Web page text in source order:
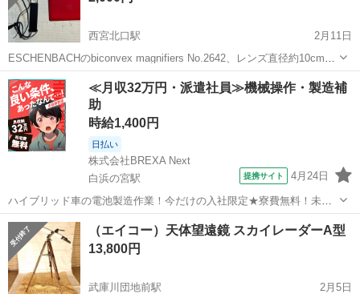
西宮北口駅
2月11日
ESCHENBACHのbiconvex magnifiers No.2642、レンズ直径約10cm、
収納ケース付き。 - ブランド: ESCHENBACH - モデル名: biconvex
magnifiers No.26...
兵庫 西宮市 西宮北口駅 望遠鏡、顕微鏡 拡大鏡
≪月収32万円・派遣社員≫機械操作・製造補
助
時給1,400円
日払い
株式会社BREXA Next
白浜の宮駅
提携サイト 4月24日
ハイブリッド車の電池製造作業！今だけの入社限定★寮費無料！未経
験活躍中★20～50代の男性活躍中！安定企業で長期で働きたい方オス
スメ！年間休日130日！正社員登用制度あり！マイカー通勤OK！ワン
ルーム寮完備！《兵庫県姫路市》...
兵庫 姫路市 白浜の宮駅 その他
（エイコー）天体望遠鏡 スカイレーダーA型
13,800円
武庫川団地前駅
2月5日